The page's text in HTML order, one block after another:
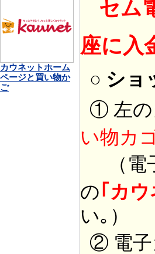
カウネットホーム
ページと買い物か
ご
セム
座に入
○ ショ
① 左の
い物カ
（電
の｢カ
い｡）
② 電子